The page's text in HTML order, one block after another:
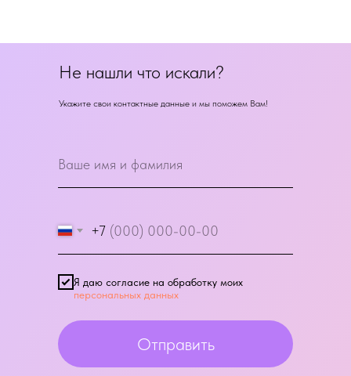
+7
Я даю согласие на обработку моих
персональных данных
Отправить
Не нашли что искали?
Укажите свои контактные данные и мы поможем Вам!